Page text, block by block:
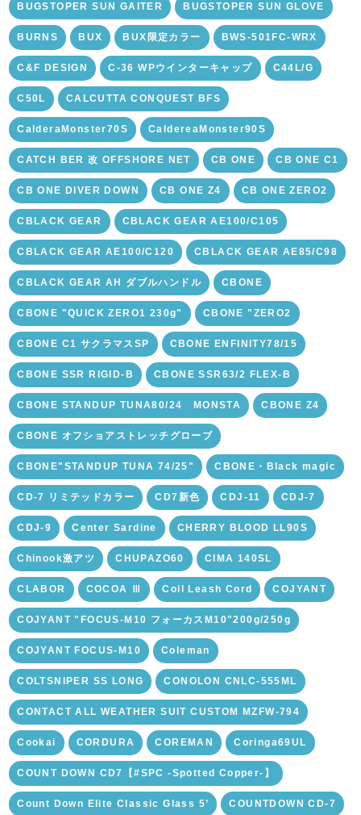
BUGSTOPER SUN GAITER BUGSTOPER SUN GLOVE
BURNS BUX BUX限定カラー BWS-501FC-WRX
C&F DESIGN C-36 WPウインターキャップ C44L/G
C50L CALCUTTA CONQUEST BFS
CalderaMonster70S CaldereaMonster90S
CATCH BER 改 OFFSHORE NET CB ONE CB ONE C1
CB ONE DIVER DOWN CB ONE Z4 CB ONE ZERO2
CBLACK GEAR CBLACK GEAR AE100/C105
CBLACK GEAR AE100/C120 CBLACK GEAR AE85/C98
CBLACK GEAR AH ダブルハンドル CBONE
CBONE "QUICK ZERO1 230g" CBONE "ZERO2
CBONE C1 サクラマスSP CBONE ENFINITY78/15
CBONE SSR RIGID-B CBONE SSR63/2 FLEX-B
CBONE STANDUP TUNA80/24 MONSTA CBONE Z4
CBONE オフショアストレッチグローブ
CBONE"STANDUP TUNA 74/25" CBONE・Black magic
CD-7 リミテッドカラー CD7新色 CDJ-11 CDJ-7
CDJ-9 Center Sardine CHERRY BLOOD LL90S
Chinook激アツ CHUPAZO60 CIMA 140SL
CLABOR COCOA Ⅲ Coil Leash Cord COJYANT
COJYANT "FOCUS-M10 フォーカスM10"200g/250g
COJYANT FOCUS-M10 Coleman
COLTSNIPER SS LONG CONOLON CNLC-555ML
CONTACT ALL WEATHER SUIT CUSTOM MZFW-794
Cookai CORDURA COREMAN Coringa69UL
COUNT DOWN CD7【#SPC -Spotted Copper-】
Count Down Elite Classic Glass 5’ COUNTDOWN CD-7